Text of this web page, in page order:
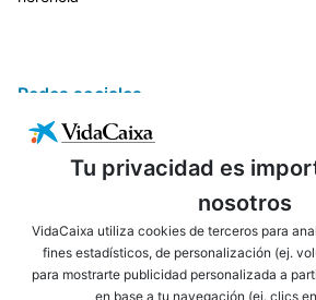
Tu privacidad es
nosotros
VidaCaixa utiliza cookies de terceros para
fines estadísticos, de personalización (ej.
para mostrarte publicidad personalizada a
en base a tu navegación (ej. clics
Redes sociales
ENLACES DE INTERÉS AVISO